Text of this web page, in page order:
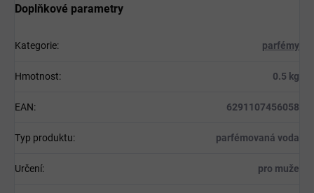
Doplňkové parametry
Kategorie: parfémy
Hmotnost: 0.5 kg
EAN: 6291107456058
Typ produktu: parfémovaná voda
Určení: pro muže